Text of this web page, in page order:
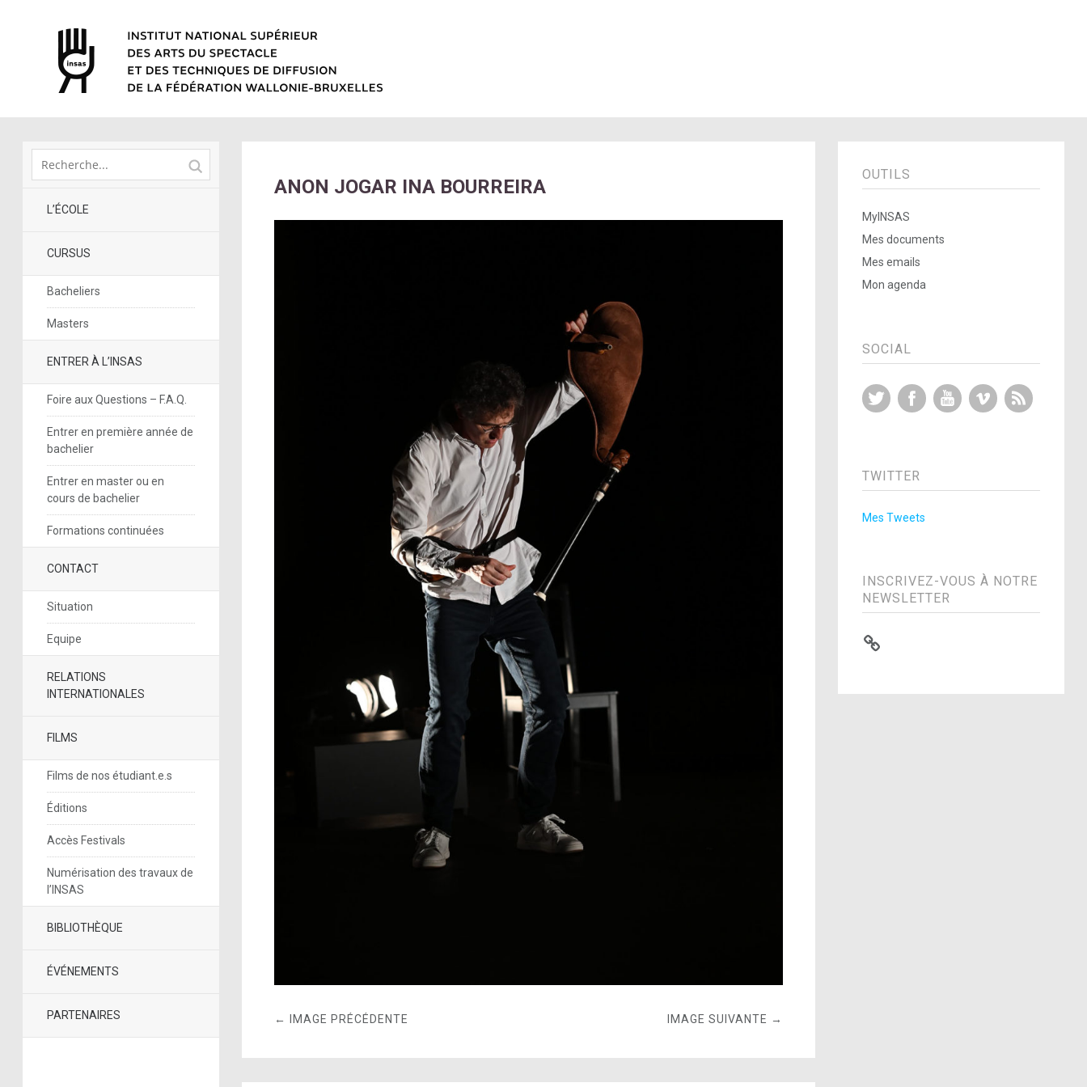
L’ÉCOLE
CURSUS
Bacheliers
Masters
ENTRER À L’INSAS
Foire aux Questions – F.A.Q.
Entrer en première année de
bachelier
Entrer en master ou en
cours de bachelier
Formations continuées
CONTACT
Situation
Equipe
RELATIONS
INTERNATIONALES
FILMS
Films de nos étudiant.e.s
Éditions
Accès Festivals
Numérisation des travaux de
l’INSAS
BIBLIOTHÈQUE
ÉVÉNEMENTS
PARTENAIRES
ANON JOGAR INA BOURREIRA
← IMAGE PRÉCÉDENTE IMAGE SUIVANTE →
OUTILS
MyINSAS
Mes documents
Mes emails
Mon agenda
SOCIAL
Twitter FacebookYouTubeVimeo
TWITTER
Mes Tweets
INSCRIVEZ-VOUS À NOTRE
NEWSLETTER